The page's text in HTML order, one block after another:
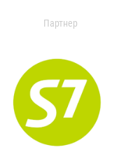
Партнер